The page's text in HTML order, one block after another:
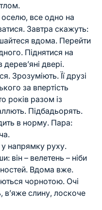
оселю, все одно на
Завтра скажуть:
вдома. Перейти
Піднятися на
двері.
Зрозуміють. Її друзі
за впертість
років разом із
Підбадьорять.
в норму. Пара:
у напрямку руху.
він – велетень – ніби
Вдома вже.
чорнотою. Очі
в’яже слину, лоскоче